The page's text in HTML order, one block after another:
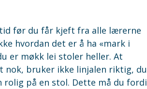
før du får kjeft fra alle lærerne
hvordan det er å ha «mark i
er møkk lei stoler heller. At
nok, bruker ikke linjalen riktig, du
på en stol. Dette må du fordi